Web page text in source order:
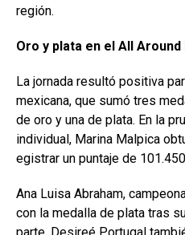
región.
Oro y plata en el All Around
La jornada resultó positiva
mexicana, que sumó tres
de oro y una de plata. En la
individual, Marina Malpica
egistrar un puntaje de
Ana Luisa Abraham,
con la medalla de plata tras
parte, Desireé Portugal